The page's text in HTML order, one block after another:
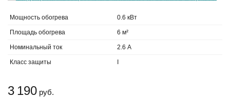
Мощность обогрева 0.6 кВт
Площадь обогрева 6 м²
Номинальный ток 2.6 А
Класс защиты
3 190 руб.